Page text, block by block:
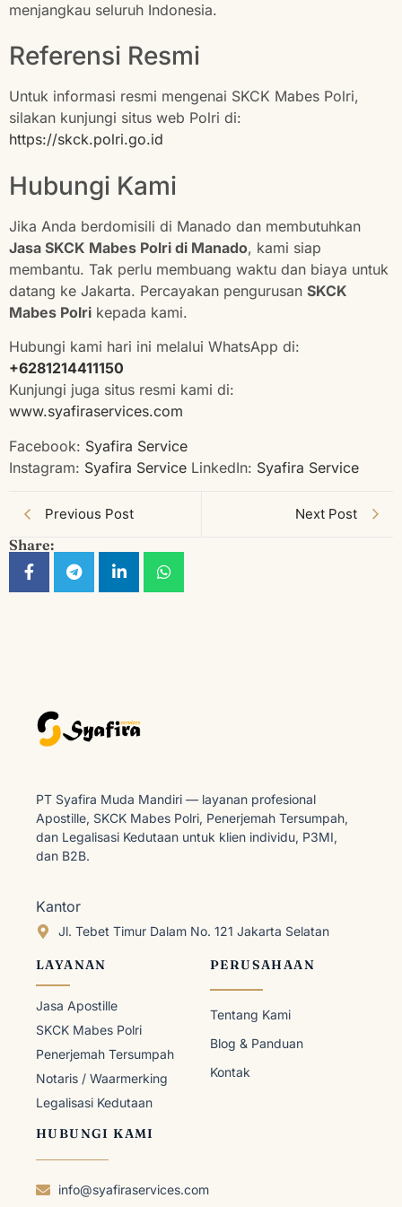
menjangkau seluruh Indonesia.
Referensi Resmi
Untuk informasi resmi mengenai SKCK Mabes Polri,
silakan kunjungi situs web Polri di:
https://skck.polri.go.id
Hubungi Kami
Jika Anda berdomisili di Manado dan membutuhkan
Jasa SKCK Mabes Polri di Manado, kami siap
membantu. Tak perlu membuang waktu dan biaya untuk
datang ke Jakarta. Percayakan pengurusan SKCK
Mabes Polri kepada kami.
Hubungi kami hari ini melalui WhatsApp di:
+6281214411150
Kunjungi juga situs resmi kami di:
www.syafiraservices.com
Facebook: Syafira Service
Instagram: Syafira Service LinkedIn: Syafira Service
Previous Post Next Post
Share:
PT Syafira Muda Mandiri — layanan profesional
Apostille, SKCK Mabes Polri, Penerjemah Tersumpah,
dan Legalisasi Kedutaan untuk klien individu, P3MI,
dan B2B.
Kantor
Jl. Tebet Timur Dalam No. 121 Jakarta Selatan
LAYANAN
Jasa Apostille
SKCK Mabes Polri
Penerjemah Tersumpah
Notaris / Waarmerking
Legalisasi Kedutaan
PERUSAHAAN
Tentang Kami
Blog & Panduan
Kontak
HUBUNGI KAMI
info@syafiraservices.com